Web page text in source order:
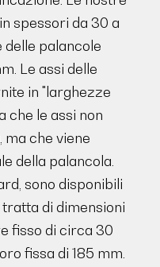
spessori da 30 a
delle palancole
Le assi delle
in "larghezze
che le assi non
ma che viene
della palancola.
sono disponibili
di dimensioni
fisso di circa 30
fissa di 185 mm.